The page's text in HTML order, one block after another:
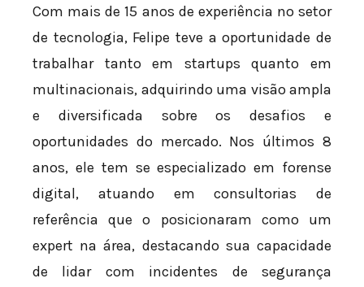
Com mais de 15 anos de experiência no setor
de tecnologia, Felipe teve a oportunidade de
trabalhar tanto em startups quanto em
multinacionais, adquirindo uma visão ampla
e diversificada sobre os desafios e
oportunidades do mercado. Nos últimos 8
anos, ele tem se especializado em forense
digital, atuando em consultorias de
referência que o posicionaram como um
expert na área, destacando sua capacidade
de lidar com incidentes de segurança